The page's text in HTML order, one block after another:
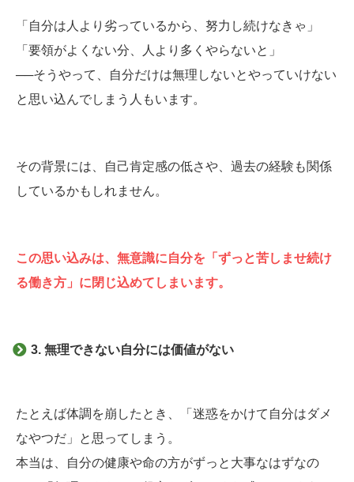
「自分は人より劣っているから、努力し続けなきゃ」
「要領がよくない分、人より多くやらないと」
──そうやって、自分だけは無理しないとやっていけない
と思い込んでしまう人もいます。
その背景には、自己肯定感の低さや、過去の経験も関係
しているかもしれません。
この思い込みは、無意識に自分を「ずっと苦しませ続け
る働き方」に閉じ込めてしまいます。
3. 無理できない自分には価値がない
たとえば体調を崩したとき、「迷惑をかけて自分はダメ
なやつだ」と思ってしまう。
本当は、自分の健康や命の方がずっと大事なはずなの